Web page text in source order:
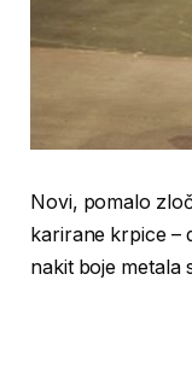
Novi, pomalo
karirane krpice –
nakit boje metala